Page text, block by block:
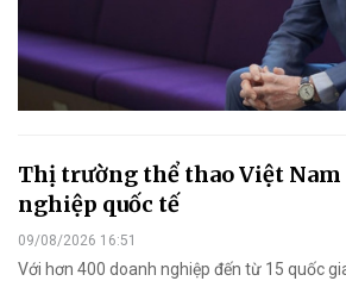
Thị trường thể thao Việt
nghiệp quốc tế
09/08/2026 16:51
Với hơn 400 doanh nghiệp đến từ 15 quốc